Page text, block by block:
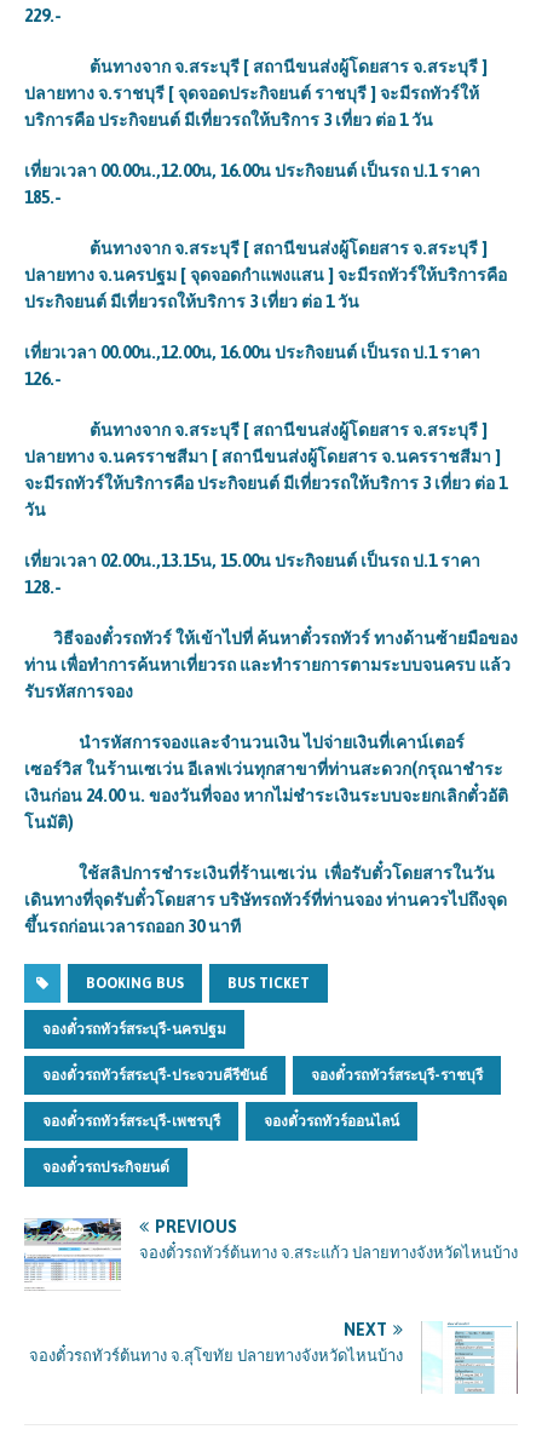
229.-
ต้นทางจาก จ.สระบุรี [ สถานีขนส่งผู้โดยสาร จ.สระบุรี ]
ปลายทาง จ.ราชบุรี [ จุดจอดประกิจยนต์ ราชบุรี ] จะมีรถทัวร์ให้
บริการคือ ประกิจยนต์ มีเที่ยวรถให้บริการ 3 เที่ยว ต่อ 1 วัน
เที่ยวเวลา 00.00น.,12.00น, 16.00น ประกิจยนต์ เป็นรถ ป.1 ราคา
185.-
ต้นทางจาก จ.สระบุรี [ สถานีขนส่งผู้โดยสาร จ.สระบุรี ]
ปลายทาง จ.นครปฐม [ จุดจอดกำแพงแสน ] จะมีรถทัวร์ให้บริการคือ
ประกิจยนต์ มีเที่ยวรถให้บริการ 3 เที่ยว ต่อ 1 วัน
เที่ยวเวลา 00.00น.,12.00น, 16.00น ประกิจยนต์ เป็นรถ ป.1 ราคา
126.-
ต้นทางจาก จ.สระบุรี [ สถานีขนส่งผู้โดยสาร จ.สระบุรี ]
ปลายทาง จ.นครราชสีมา [ สถานีขนส่งผู้โดยสาร จ.นครราชสีมา ]
จะมีรถทัวร์ให้บริการคือ ประกิจยนต์ มีเที่ยวรถให้บริการ 3 เที่ยว ต่อ 1
วัน
เที่ยวเวลา 02.00น.,13.15น, 15.00น ประกิจยนต์ เป็นรถ ป.1 ราคา
128.-
วิธีจองตั๋วรถทัวร์ ให้เข้าไปที่ ค้นหาตั๋วรถทัวร์ ทางด้านซ้ายมือของ
ท่าน เพื่อทำการค้นหาเที่ยวรถ และทำรายการตามระบบจนครบ แล้ว
รับรหัสการจอง
นำรหัสการจองและจำนวนเงิน ไปจ่ายเงินที่เคาน์เตอร์
เซอร์วิส ในร้านเซเว่น อีเลฟเว่นทุกสาขาที่ท่านสะดวก(กรุณาชำระ
เงินก่อน 24.00น. ของวันที่จอง หากไม่ชำระเงินระบบจะยกเลิกตั๋วอัติ
โนมัติ)
ใช้สลิปการชำระเงินที่ร้านเซเว่น เพื่อรับตั๋วโดยสารในวัน
เดินทางที่จุดรับตั๋วโดยสาร บริษัทรถทัวร์ที่ท่านจอง ท่านควรไปถึงจุด
ขึ้นรถก่อนเวลารถออก 30นาที
BOOKING BUS BUS TICKET
จองตั๋วรถทัวร์สระบุรี-นครปฐม
จองตั๋วรถทัวร์สระบุรี-ประจวบคีรีขันธ์ จองตั๋วรถทัวร์สระบุรี-ราชบุรี
จองตั๋วรถทัวร์สระบุรี-เพชรบุรี จองตั๋วรถทัวร์ออนไลน์
จองตั๋วรถประกิจยนต์
PREVIOUS
จองตั๋วรถทัวร์ต้นทาง จ.สระแก้ว ปลายทางจังหวัดไหนบ้าง
NEXT
จองตั๋วรถทัวร์ต้นทาง จ.สุโขทัย ปลายทางจังหวัดไหนบ้าง